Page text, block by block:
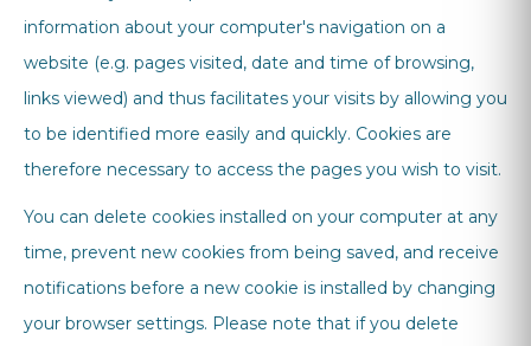
information about your computer's navigation on a
website (e.g. pages visited, date and time of browsing,
links viewed) and thus facilitates your visits by allowing you
to be identified more easily and quickly. Cookies are
therefore necessary to access the pages you wish to visit.
You can delete cookies installed on your computer at any
time, prevent new cookies from being saved, and receive
notifications before a new cookie is installed by changing
your browser settings. Please note that if you delete